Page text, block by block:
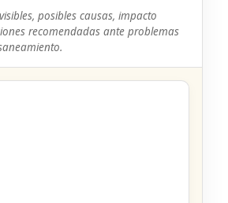
posibles causas, impacto
recomendadas ante problemas